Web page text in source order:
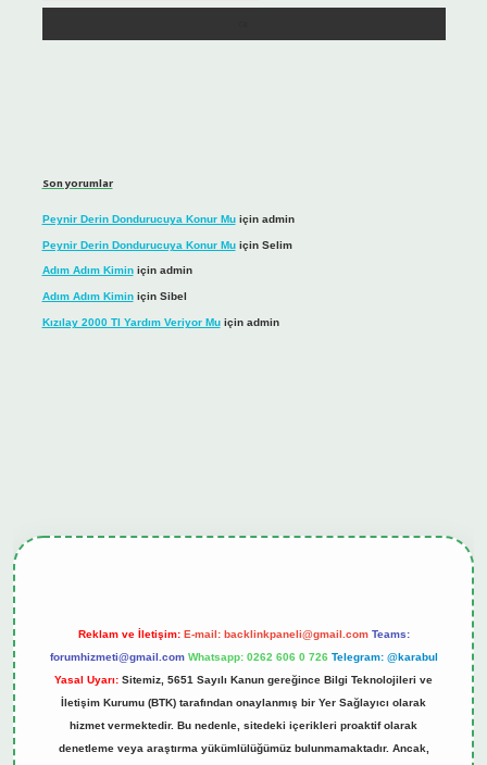
Son yorumlar
Peynir Derin Dondurucuya Konur Muiçin admin
Peynir Derin Dondurucuya Konur Muiçin Selim
Adım Adım Kiminiçin admin
Adım Adım Kiminiçin Sibel
Kızılay 2000 Tl Yardım Veriyor Muiçin admin
Reklam ve İletişim: E-mail: backlinkpaneli@gmail.com Teams:
forumhizmeti@gmail.com Whatsapp: 0262 606 0 726 Telegram: @karabul
Yasal Uyarı: Sitemiz, 5651 Sayılı Kanun gereğince Bilgi Teknolojileri ve
İletişim Kurumu (BTK) tarafından onaylanmış bir Yer Sağlayıcı olarak
hizmet vermektedir. Bu nedenle, sitedeki içerikleri proaktif olarak
denetleme veya araştırma yükümlülüğümüz bulunmamaktadır. Ancak,